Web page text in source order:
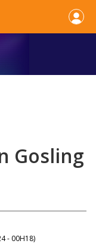
Gosling
- 00H18)